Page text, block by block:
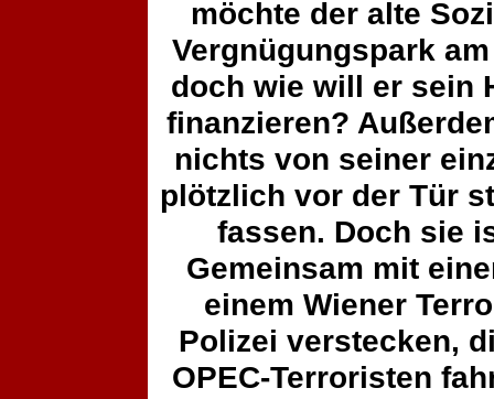
möchte der alte
Vergnügungspark
doch wie will er sein
finanzieren?
nichts von seiner
plötzlich vor der Tür
fassen. Doch sie
Gemeinsam mit
einem Wiener
Polizei verstecken,
OPEC-Terroristen